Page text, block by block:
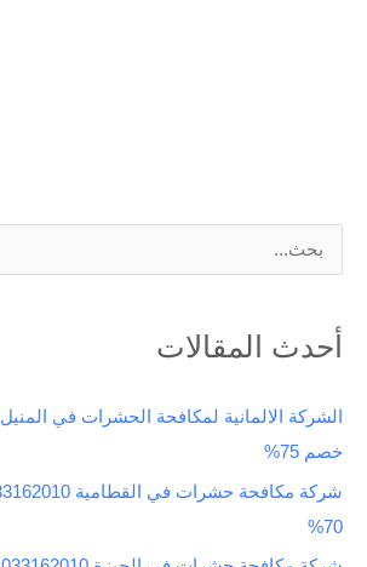
ب
ح
:
أحدث المقالات
خصم 75%
70%